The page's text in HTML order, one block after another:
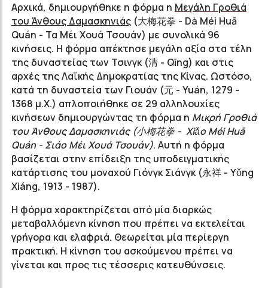
Αρχικά, δημιουργήθηκε η φόρμα η Μεγάλη Γροθιά
του Άνθους Δαμασκηνιάς (大梅花拳 - Dà Méi Huā
Quán - Τα Μέι Χουά Τσουάν) με συνολικά 96
κινήσεις. Η φόρμα απέκτησε μεγάλη αξία στα τέλη
της δυναστείας των Τσινγκ (清 - Qīng) και στις
αρχές της Λαϊκής Δημοκρατίας της Κίνας. Ωστόσο,
κατά τη δυναστεία των Γιουάν (元 - Yuán, 1279 -
1368 μ.Χ.) απλοποιήθηκε σε 29 αλληλουχίες
κινήσεων δημιουργώντας τη φόρμα η Μικρή Γροθιά
του Άνθους Δαμασκηνιάς (小梅花拳 - Xiǎo Méi Huā
Quán - Σιάο Μέι Χουά Τσουάν). Aυτή η φόρμα
βασίζεται στην επίδειξη της υποδειγματικής
κατάρτισης του μοναχού Γιόνγκ Σιάνγκ (永祥 - Yǒng
Xiáng, 1913 - 1987).
Η φόρμα χαρακτηρίζεται από μία διαρκώς
μεταβαλλόμενη κίνηση που πρέπει να εκτελείται
γρήγορα και ελαφριά. Θεωρείται μία περίεργη
πρακτική. Η κίνηση του ασκούμενου πρέπει να
γίνεται και προς τις τέσσερις κατευθύνσεις.